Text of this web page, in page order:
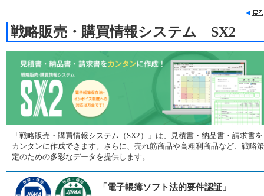
戦略販売・購買情報システム SX2
「戦略販売・購買情報システム（SX2）」は、見積書・納品書・請求書を
カンタンに作成できます。さらに、売れ筋商品や高粗利商品など、戦略策
定のための多彩なデータを提供します。
「電子帳簿ソフト法的要件認証」